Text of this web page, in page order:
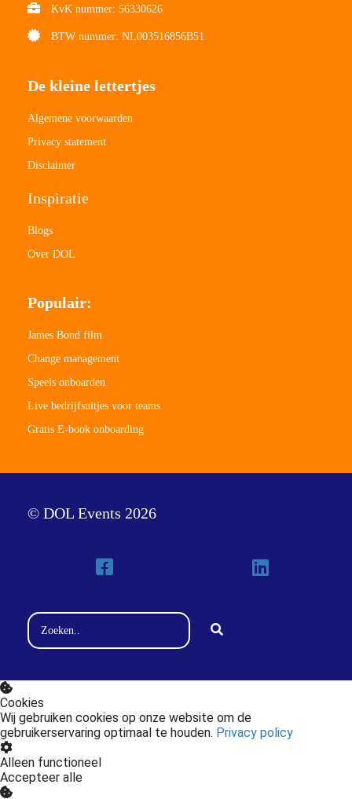
KvK nummer: 56330626
BTW nummer: NL003516856B51
De kleine lettertjes
Algemene voorwaarden
Privacy statement
Disclaimer
Inspiratie
Blogs
Over DOL
Populair:
James Bond film
Change management
Speels onboarden
Live bedrijfsuitjes voor teams
Gratis E-book onboarding
© DOL Events 2026
Cookies
Wij gebruiken cookies op onze website om de
gebruikerservaring optimaal te houden. Privacy policy
Alleen functioneel
Accepteer alle